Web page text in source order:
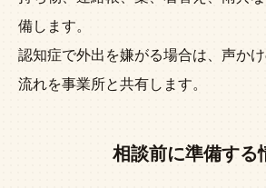
備します。
認知症で外出を嫌がる場合は、声か
流れを事業所と共有します。
相談前に準備する